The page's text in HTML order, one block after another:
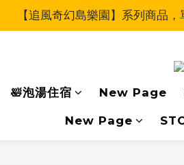
【追風奇幻島樂園】系列商品
🛀泡湯住宿 New Page
New Page